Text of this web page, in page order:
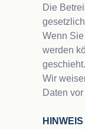
Die
Wenn
werden
geschieht.
Wir
Daten